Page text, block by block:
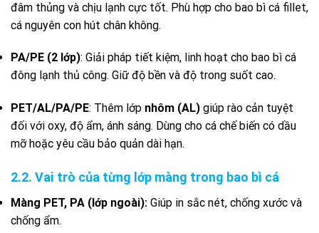
đâm thủng và chịu lạnh cực tốt. Phù hợp cho bao bì cá fillet,
cá nguyên con hút chân không.
PA/PE (2 lớp): Giải pháp tiết kiệm, linh hoạt cho bao bì cá
đông lạnh thủ công. Giữ độ bền và độ trong suốt cao.
PET/AL/PA/PE: Thêm lớp nhôm (AL) giúp rào cản tuyệt
đối với oxy, độ ẩm, ánh sáng. Dùng cho cá chế biến có dầu
mỡ hoặc yêu cầu bảo quản dài hạn.
2.2. Vai trò của từng lớp màng trong bao bì cá
Màng PET, PA (lớp ngoài): Giúp in sắc nét, chống xước và
chống ẩm.